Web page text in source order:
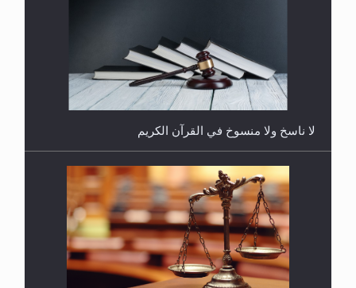
هل يُحسب حول الزكاة وفق السنة الميلادية أو الهجرية؟
هل يجوز فتح مشروع كوافير نسائي للمحجبات وغير
المحجبات؟
لا ناسخ ولا منسوخ في القرآن الكريم